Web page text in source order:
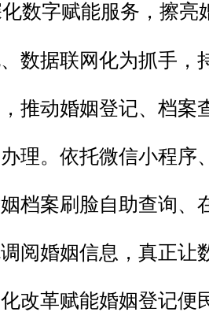
化数字赋能服务，擦亮
数据联网化为抓手，
推动婚姻登记、档案
办理。依托微信小程
档案刷脸自助查询、
阅婚姻信息，真正让
改革赋能婚姻登记便